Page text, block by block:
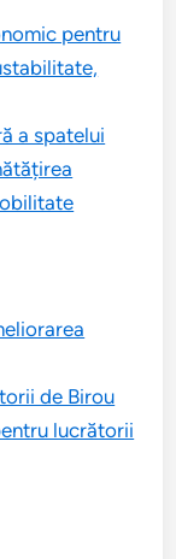
pentru
a spatelui
de Birou
lucrătorii